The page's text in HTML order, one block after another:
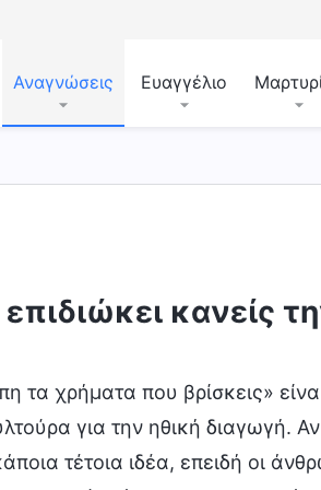
Αναγνώσεις Ευαγγέλιο
επιδιώκει κανείς
τα χρήματα που βρίσκεις»
για την ηθική διαγωγή.
τέτοια ιδέα, επειδή οι